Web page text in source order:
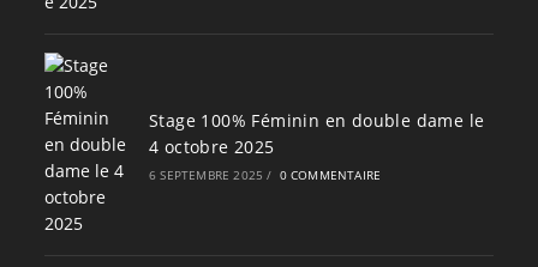
Stage 100% Féminin en double dame le
4 octobre 2025
6 SEPTEMBRE 2025 / 0 COMMENTAIRE